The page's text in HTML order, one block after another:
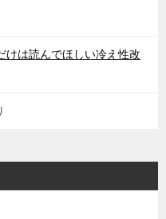
けは読んでほしい冷え性改